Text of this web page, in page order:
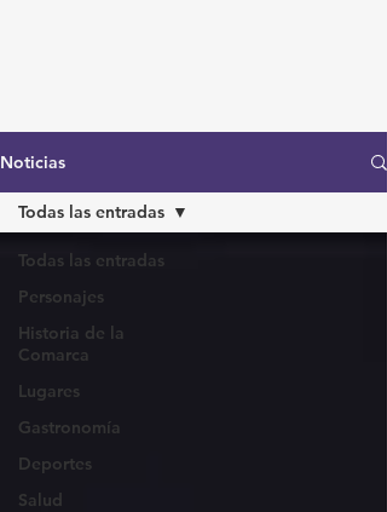
Noticias
Todas las entradas
Personajes
Historia de la
Comarca
Lugares
Gastronomía
Deportes
Salud
Todas las entradas